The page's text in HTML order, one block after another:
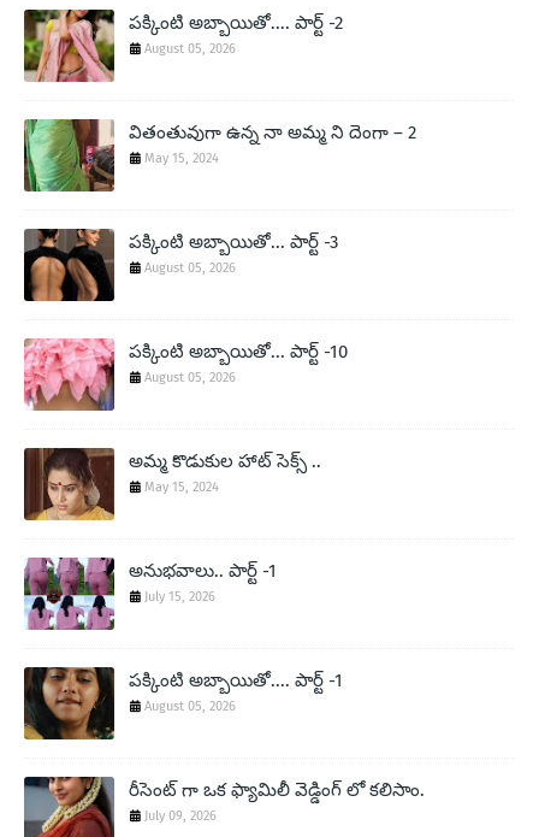
పక్కింటి అబ్బాయితో.... పార్ట్ -2
August 05, 2026
వితంతువుగా ఉన్న నా అమ్మ ని దెంగా – 2
May 15, 2024
పక్కింటి అబ్బాయితో... పార్ట్ -3
August 05, 2026
పక్కింటి అబ్బాయితో... పార్ట్ -10
August 05, 2026
అమ్మ కొడుకుల హాట్ సెక్స్ ..
May 15, 2024
అనుభవాలు.. పార్ట్ -1
July 15, 2026
పక్కింటి అబ్బాయితో.... పార్ట్ -1
August 05, 2026
రీసెంట్ గా ఒక ఫ్యామిలీ వెడ్డింగ్ లో కలిసాం.
July 09, 2026